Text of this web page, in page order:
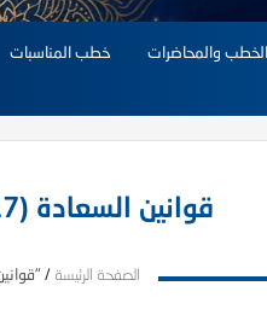
الخطب والمحاضرات خطب المناسبات
قوانين السعادة (17) لا تنظر إلى ما في يد غيرك
الصفحة الرئيسة / "قوانين السعادة